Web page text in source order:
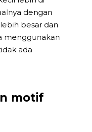
dengan
besar dan
menggunakan
ada
motif